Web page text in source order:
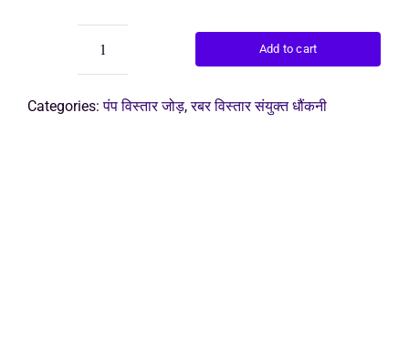
नियोप्रीन
रबर
जोड़
Add to cart
Categories:पंप विस्तार जोड़,रबर विस्तार संयुक्त धौंकनी